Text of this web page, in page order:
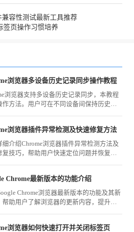
兼容性测试最新工具推荐
签页操作习惯培养
浏览器多设备历史记录同步操作教程
浏览器支持多设备历史记录同步，本教程
作方法。用户可在不同设备间保持历史记
浏览器插件异常检测及快速修复方法
细介绍Chrome浏览器插件异常检测方法及
复技巧，帮助用户快速定位问题并恢复插
Chrome最新版本的功能介绍
Chrome浏览器最新版本的功能及其新
帮助用户了解浏览器的更新内容，提升使
浏览器如何快速打开并关闭标签页